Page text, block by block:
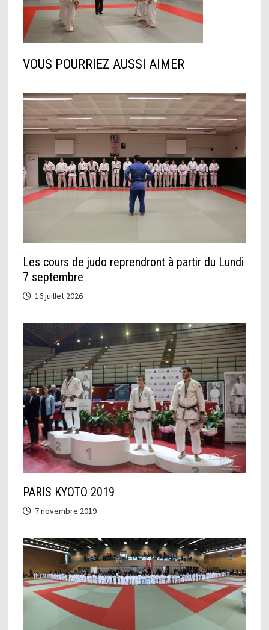
VOUS POURRIEZ AUSSI AIMER
Les cours de judo reprendront à partir du Lundi
7 septembre
16 juillet 2026
PARIS KYOTO 2019
7 novembre 2019